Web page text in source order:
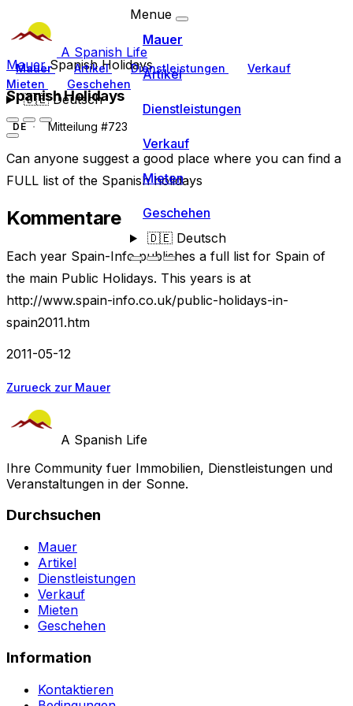
A Spanish Life
Mauer Artikel Dienstleistungen
Verkauf
Mieten
Geschehen
🇩🇪Deutsch
Menue
Mauer
Artikel
Dienstleistungen
Verkauf
Mieten
Geschehen
🇩🇪Deutsch
MauerSpanish Holidays
Spanish Holidays
DE Mitteilung #723
Can anyone suggest a good place where you can find a
FULL list of the Spanish holidays
Kommentare
Each year Spain-Info publishes a full list for Spain of
the main Public Holidays. This years is at
http://www.spain-info.co.uk/public-holidays-in-
spain2011.htm
2011-05-12
Zurueck zur Mauer
A Spanish Life
Ihre Community fuer Immobilien, Dienstleistungen und
Veranstaltungen in der Sonne.
Durchsuchen
Mauer
Artikel
Dienstleistungen
Verkauf
Mieten
Geschehen
Information
Kontaktieren